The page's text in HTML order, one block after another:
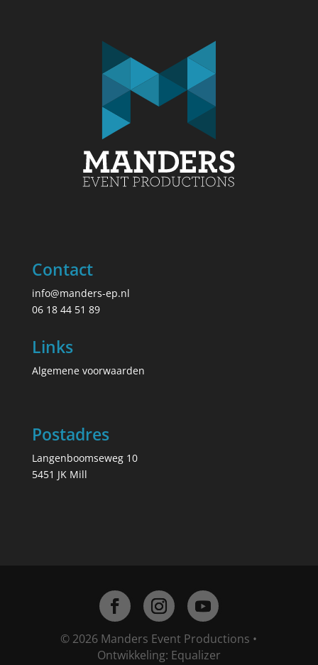
Contact
info@manders-ep.nl
06 18 44 51 89
Links
Algemene voorwaarden
Postadres
Langenboomseweg 10
5451 JK Mill
© 2026 Manders Event Productions •
Ontwikkeling: Equalizer